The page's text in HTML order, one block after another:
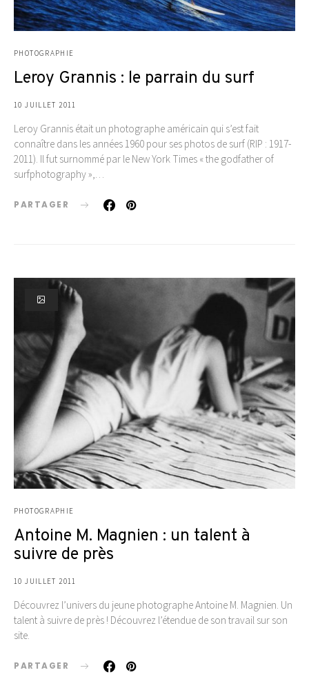
PHOTOGRAPHIE
Leroy Grannis : le parrain du surf
10 JUILLET 2011
Leroy Grannis était un photographe américain qui s’est fait
connaître dans les années 1960 pour ses photos de surf (RIP : 1917-
2011). Il fut surnommé par le New York Times « the godfather of
surfphotography »,…
PARTAGER
PHOTOGRAPHIE
Antoine M. Magnien : un talent à
suivre de près
10 JUILLET 2011
Découvrez l’univers du jeune photographe Antoine M. Magnien. Un
talent à suivre de près ! Découvrez l’étendue de son travail sur son
site.
PARTAGER